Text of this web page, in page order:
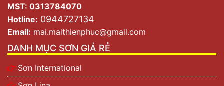
MST: 0313784070
Hotline: 0944727134
Email: mai.maithienphuc@gmail.com
DANH MỤC SƠN GIÁ RẺ
Sơn International